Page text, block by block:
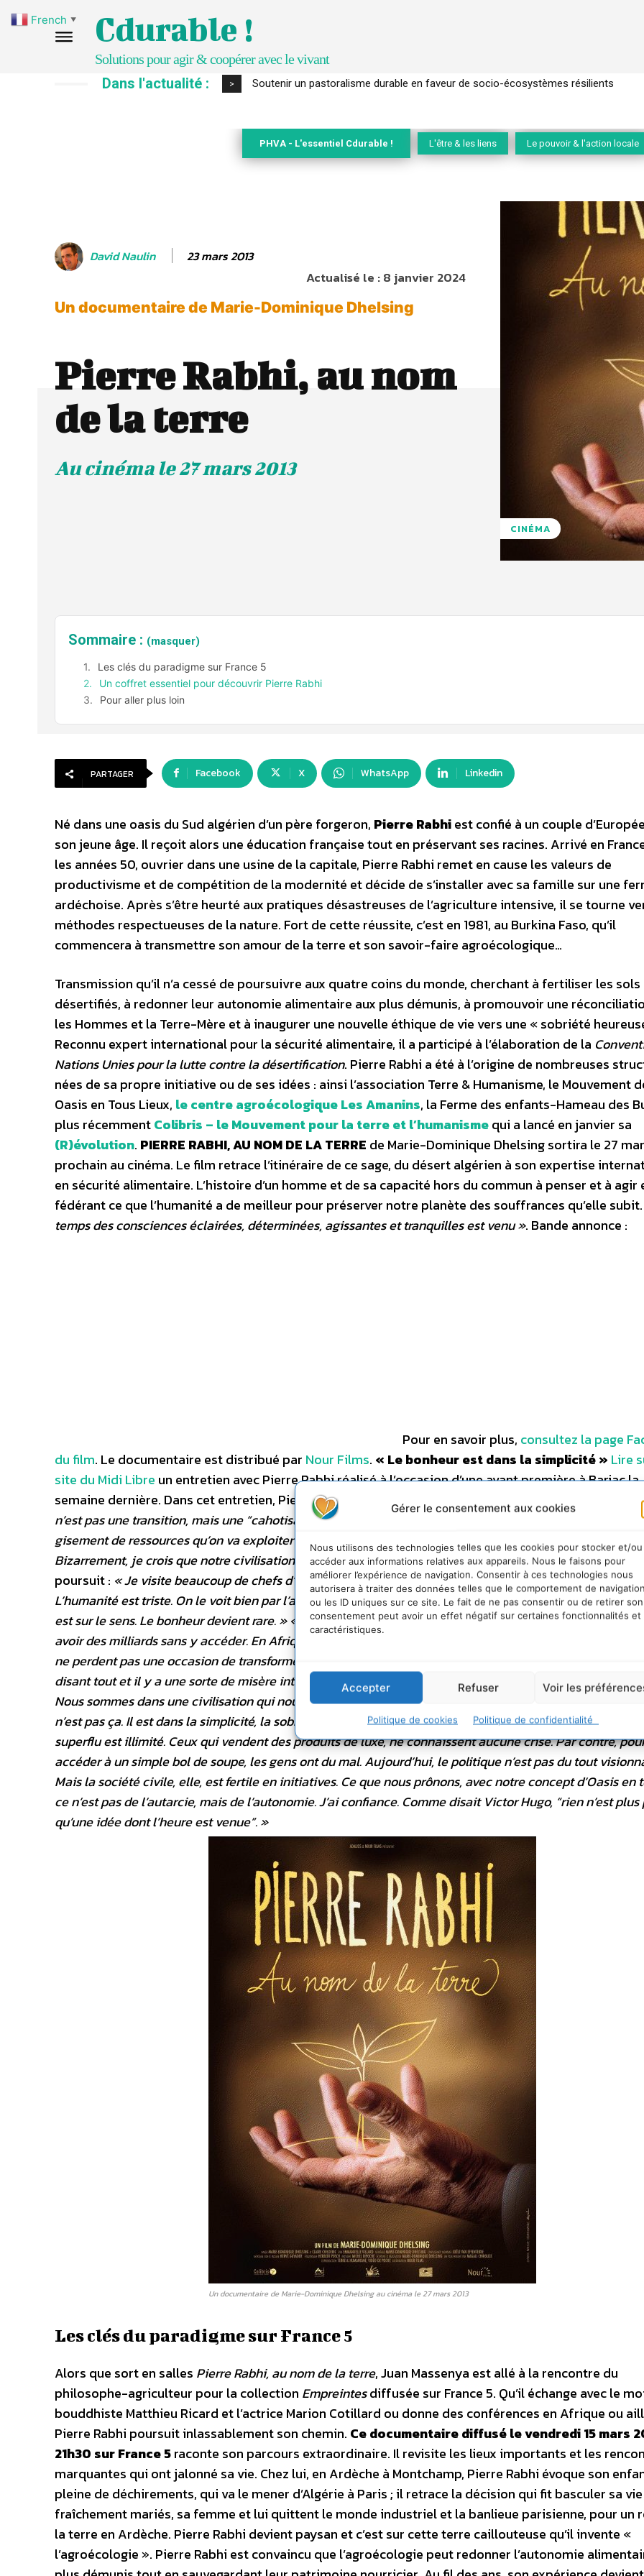
Gérer le consentement aux cookies
Nous utilisons des technologies telles que les cookies pour stocker et/ou
accéder aux informations relatives aux appareils. Nous le faisons pour
améliorer l’expérience de navigation. Consentir à ces technologies nous
autorisera à traiter des données telles que le comportement de navigation
ou les ID uniques sur ce site. Le fait de ne pas consentir ou de retirer son
consentement peut avoir un effet négatif sur certaines fonctionnalités et
caractéristiques.
Accepter Refuser Voir les
Politique de cookies Politique de confidentialité
Cdurable !
Solutions pour agir & coopérer avec le vivant
Dans l'actualité : > S’inspirer de l’arbre pour un modèle économique régénératif du vivant …
PHVA - L'essentiel Cdurable ! L'être & les liens Le pouvoir & l'action locale
David Naulin 23 mars 2013
Actualisé le :8 janvier 2024
Un documentaire de Marie-Dominique Dhelsing
Pierre Rabhi, au nom
de la terre
Au cinéma le 27 mars 2013
CINÉMA
Sommaire : (masquer)
Les clés du paradigme sur France 5
Un coffret essentiel pour découvrir Pierre Rabhi
Pour aller plus loin
PARTAGER Facebook X WhatsApp Linkedin
Né dans une oasis du Sud algérien d’un père forgeron, Pierre Rabhiest confié à un couple
son jeune âge. Il reçoit alors une éducation française tout en préservant ses racines. Arrivé en
les années 50, ouvrier dans une usine de la capitale, Pierre Rabhi remet en cause les valeurs de
productivisme et de compétition de la modernité et décide de s’installer avec sa famille sur une
ardéchoise. Après s’être heurté aux pratiques désastreuses de l’agriculture intensive, il se tourne
méthodes respectueuses de la nature. Fort de cette réussite, c’est en 1981, au Burkina Faso, qu’il
commencera à transmettre son amour de la terre et son savoir-faire agroécologique…
Transmission qu’il n’a cessé de poursuivre aux quatre coins du monde, cherchant à fertiliser les sols
désertifiés, à redonner leur autonomie alimentaire aux plus démunis, à promouvoir une
les Hommes et la Terre-Mère et à inaugurer une nouvelle éthique de vie vers une « sobriété
Reconnu expert international pour la sécurité alimentaire, il a participé à l’élaboration de la
Nations Unies pour la lutte contre la désertification. Pierre Rabhi a été à l’origine de nombreuses
nées de sa propre initiative ou de ses idées : ainsi l’association Terre & Humanisme, le Mouvement
Oasis en Tous Lieux, le centre agroécologique Les Amanins, la Ferme des enfants-Hameau des
plus récemmentColibris – le Mouvement pour la terre et l’humanismequi a lancé en janvier sa
(R)évolution. PIERRE RABHI, AU NOM DE LA TERRE de Marie-Dominique Dhelsing sortira le 27
prochain au cinéma. Le film retrace l’itinéraire de ce sage, du désert algérien à son expertise
en sécurité alimentaire. L’histoire d’un homme et de sa capacité hors du commun à penser et à agir
fédérant ce que l’humanité a de meilleur pour préserver notre planète des souffrances qu’elle subit.
temps des consciences éclairées, déterminées, agissantes et tranquilles est venu ». Bande annonce :
Pour en savoir plus, consultez la page
du film. Le documentaire est distribué par Nour Films. « Le bonheur est dans la simplicité » Lire
site du Midi Libre un entretien avec Pierre Rabhi réalisé à l’occasion d’une avant première à Barjac la
semaine dernière. Dans cet entretien, Pierre Rabhi explique :
« Le modèle arrive à ses limites. Cette
n’est pas une transition, mais une “cahotisation”. On a une magnifique planète que l’on perçoit comme
gisement de ressources qu’on va exploiter pour faire du fric. L’évolution générale, c’est l’épuisement.
Bizarrement, je crois que notre civilisation actuelle est la plus fragile de l’histoire de l’humanité… ».
poursuit : « Je visite beaucoup de chefs d’entreprise. Ils me disent “Mon entreprise va bien, moi je vais
L’humanité est triste. On le voit bien par l’augmentation des prises d’anxiolytiques. Il y a une misère
est sur le sens. Le bonheur devient rare. » « Le bonheur, c’est être heureux d’être en vie.
avoir des milliards sans y accéder. En Afrique, les gens qui auraient toutes les raisons du monde de se
ne perdent pas une occasion de transformer la vie en une espèce d’état jubilatoire. Nous, en Europe, on a
disant tout et il y a une sorte de misère intérieure. On compense le déficit d’être par une boulimie de
Nous sommes dans une civilisation qui nous dit : “Ne soyez pas satisfaits, ayez toujours plus”. Le bonheur
n’est pas ça. Il est dans la simplicité, la sobriété. »
Il conclut :« Aujourd’hui, l’indispensable est limité et le
superflu est illimité. Ceux qui vendent des produits de luxe, ne connaissent aucune crise. Par contre,
accéder à un simple bol de soupe, les gens ont du mal. Aujourd’hui, le politique n’est pas du tout
Mais la société civile, elle, est fertile en initiatives. Ce que nous prônons, avec notre concept d’Oasis en
ce n’est pas de l’autarcie, mais de l’autonomie. J’ai confiance. Comme disait Victor Hugo, “rien n’est
qu’une idée dont l’heure est venue”. »
Un documentaire de Marie-Dominique Dhelsing au cinéma le 27 mars 2013
Les clés du paradigme sur France 5
Alors que sort en salles Pierre Rabhi, au nom de la terre, Juan Massenya est allé à la rencontre du
philosophe-agriculteur pour la collection Empreintesdiffusée sur France 5. Qu’il échange avec le
bouddhiste Matthieu Ricard et l’actrice Marion Cotillard ou donne des conférences en Afrique ou
Pierre Rabhi poursuit inlassablement son chemin. Ce documentaire diffusé le vendredi 15 mars
21h30 sur France 5raconte son parcours extraordinaire. Il revisite les lieux importants et les
marquantes qui ont jalonné sa vie. Chez lui, en Ardèche à Montchamp, Pierre Rabhi évoque son
pleine de déchirements, qui va le mener d’Algérie à Paris ; il retrace la décision qui fit basculer sa vie
fraîchement mariés, sa femme et lui quittent le monde industriel et la banlieue parisienne, pour un
la terre en Ardèche. Pierre Rabhi devient paysan et c’est sur cette terre caillouteuse qu’il invente «
l’agroécologie ». Pierre Rabhi est convaincu que l’agroécologie peut redonner l’autonomie
French ▼